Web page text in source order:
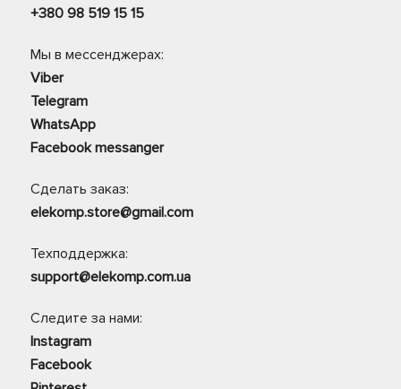
+380 98 519 15 15
Мы в мессенджерах:
Viber
Telegram
WhatsApp
Facebook messanger
Сделать заказ:
elekomp.store@gmail.com
Техподдержка:
support@elekomp.com.ua
Следите за нами:
Instagram
Facebook